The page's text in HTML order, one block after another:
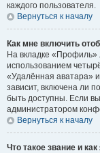
каждого пользователя.
Вернуться к началу
Как мне включить
На вкладке «Профиль»
использованием
«Удалённая аватара»
зависит, включена ли
быть доступны. Если
администратором
Вернуться к началу
Что такое звание и